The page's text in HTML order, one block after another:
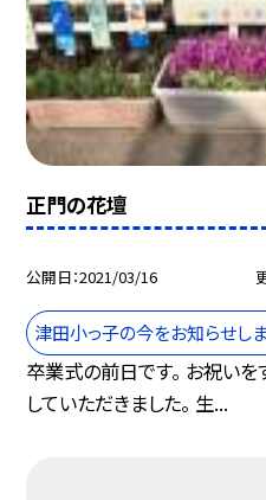
正門の花壇
公開日 2021/03/16
津田小っ子の今をお知らせし
卒業式の前日です。 お祝い
していただきました。 生...